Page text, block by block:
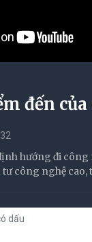
đến
hướng đi công
tư công nghệ